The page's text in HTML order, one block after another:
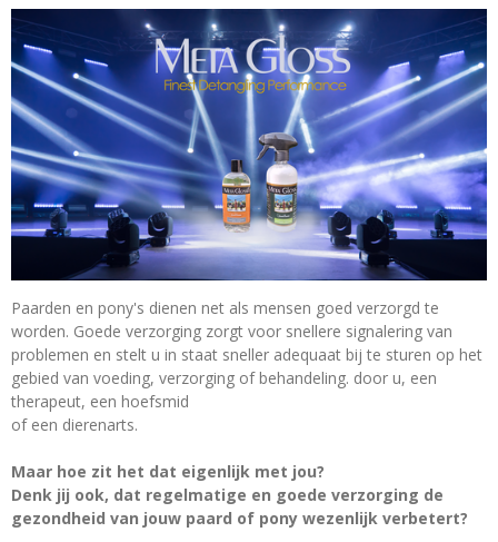
Paarden en pony's dienen net als mensen goed verzorgd te
worden. Goede verzorging zorgt voor snellere signalering van
problemen en stelt u in staat sneller adequaat bij te sturen op het
gebied van voeding, verzorging of behandeling. door u, een
therapeut, een hoefsmid
of een dierenarts.
Maar hoe zit het dat eigenlijk met jou?
Denk jij ook, dat regelmatige en goede verzorging de
gezondheid van jouw paard of pony wezenlijk verbetert?